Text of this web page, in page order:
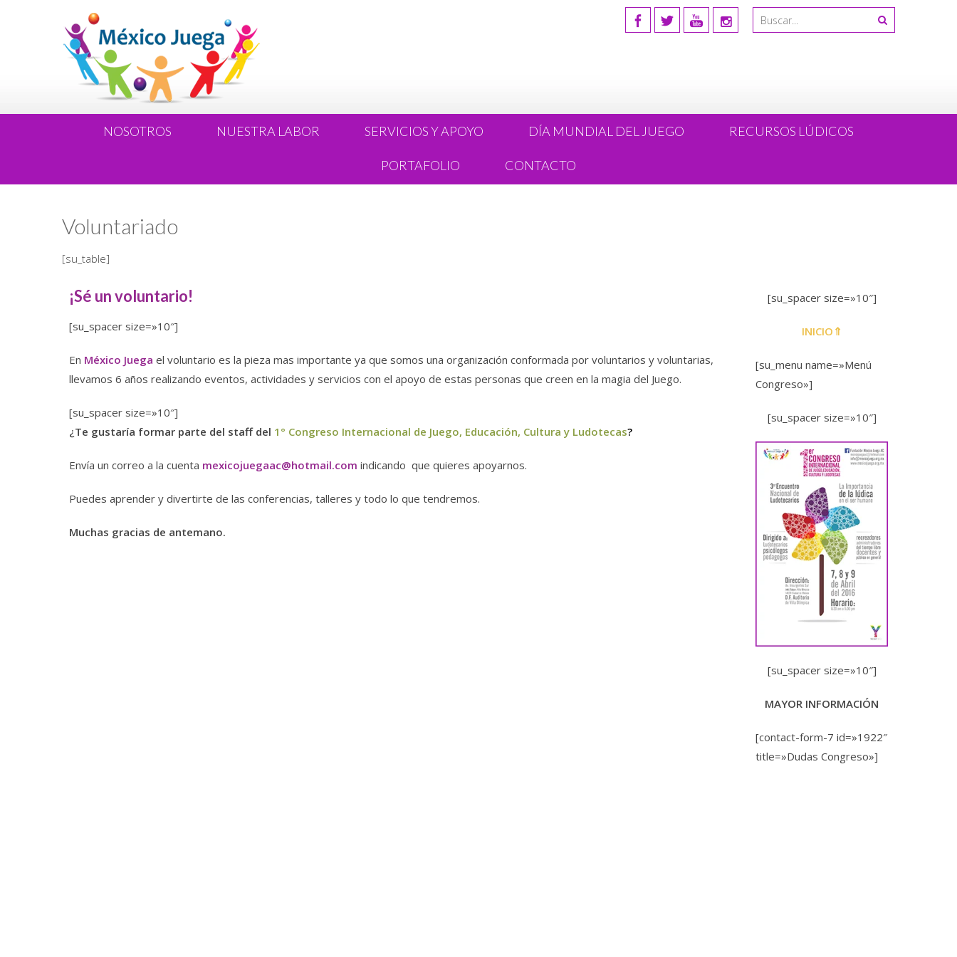
NOSOTROS NUESTRA LABOR SERVICIOS Y APOYO DÍA MUNDIAL DEL JUEGO RECURSOS LÚDICOS
PORTAFOLIO CONTACTO
Voluntariado
[su_table]
¡Sé un voluntario!
[su_spacer size=»10″]
En México Juega el voluntario es la pieza mas importante ya que somos una organización conformada por voluntarios y voluntarias,
llevamos 6 años realizando eventos, actividades y servicios con el apoyo de estas personas que creen en la magia del Juego.
[su_spacer size=»10″]
¿Te gustaría formar parte del staff del 1° Congreso Internacional de Juego, Educación, Cultura y Ludotecas?
Envía un correo a la cuenta mexicojuegaac@hotmail.com indicando que quieres apoyarnos.
Puedes aprender y divertirte de las conferencias, talleres y todo lo que tendremos.
Muchas gracias de antemano.
[su_spacer size=»10″]
INICIO⇑
[su_menu name=»Menú
Congreso»]
[su_spacer size=»10″]
[su_spacer size=»10″]
MAYOR INFORMACIÓN
[contact-form-7 id=»1922″
title=»Dudas Congreso»]